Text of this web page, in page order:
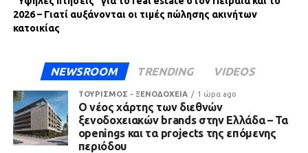
2026 – Γιατί αυξάνονται οι τιμές πώλησης ακινήτων
κατοικίας
NEWSROOM TRENDING VIDEOS
ΤΟΥΡΙΣΜΟΣ - ΞΕΝΟΔΟΧΕΙΑ 1 ώρα ago
Ο νέος χάρτης των διεθνών
ξενοδοχειακών brands στην Ελλάδα – Τα
openings και τα projects της επόμενης
περιόδου